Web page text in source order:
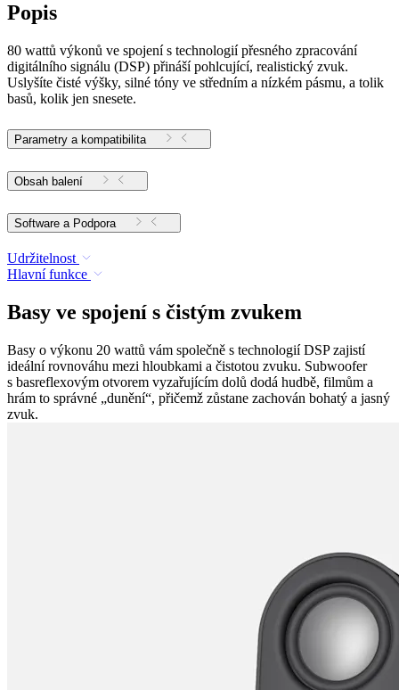
Popis
80 wattů výkonů ve spojení s technologií přesného zpracování
digitálního signálu (DSP) přináší pohlcující, realistický zvuk.
Uslyšíte čisté výšky, silné tóny ve středním a nízkém pásmu, a tolik
basů, kolik jen snesete.
Parametry a kompatibilita
Obsah balení
Software a Podpora
Udržitelnost
Hlavní funkce
Basy ve spojení s čistým zvukem
Basy o výkonu 20 wattů vám společně s technologií DSP zajistí
ideální rovnováhu mezi hloubkami a čistotou zvuku. Subwoofer
s basreflexovým otvorem vyzařujícím dolů dodá hudbě, filmům a
hrám to správné „dunění“, přičemž zůstane zachován bohatý a jasný
zvuk.